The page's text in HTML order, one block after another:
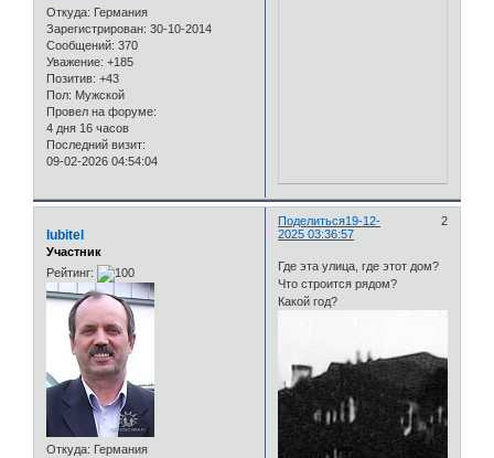
Откуда: Германия
Зарегистрирован: 30-10-2014
Сообщений: 370
Уважение: +185
Позитив: +43
Пол: Мужской
Провел на форуме:
4 дня 16 часов
Последний визит:
09-02-2026 04:54:04
Поделиться 2
19-12-
2025 03:36:57
lubitel
Участник
Рейтинг:
Откуда: Германия
Где эта улица, где этот дом?
Что строится рядом?
Какой год?